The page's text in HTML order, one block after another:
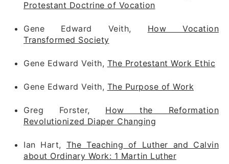
Protestant Doctrine of Vocation
Gene Edward Veith, How Vocation
Transformed Society
Gene Edward Veith, The Protestant Work Ethic
Gene Edward Veith, The Purpose of Work
Greg Forster, How the Reformation
Revolutionized Diaper Changing
Ian Hart, The Teaching of Luther and Calvin
about Ordinary Work: 1 Martin Luther